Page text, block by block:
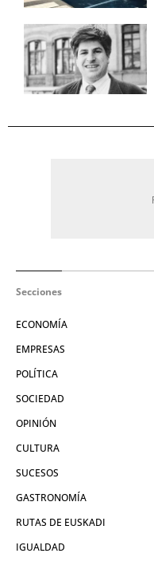
Secciones
ECONOMÍA
EMPRESAS
POLÍTICA
SOCIEDAD
OPINIÓN
CULTURA
SUCESOS
GASTRONOMÍA
RUTAS DE EUSKADI
IGUALDAD